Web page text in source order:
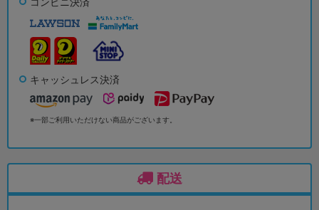
キャッシュレス決済
※一部ご利用いただけない商品がございます。
配送